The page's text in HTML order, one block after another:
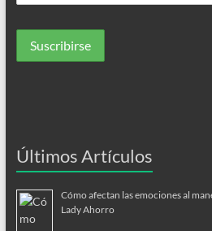
Últimos Artículos
Cómo afectan las emociones al
Lady Ahorro